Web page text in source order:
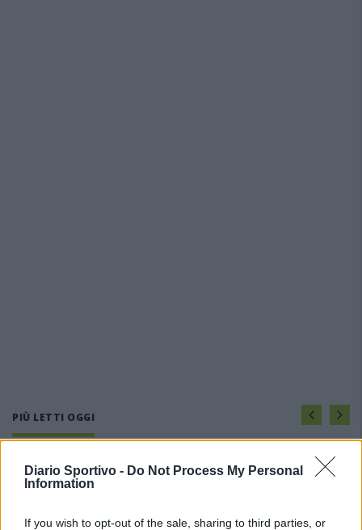
Diario Sportivo - Do Not Process My Personal
Information
If you wish to opt-out of the sale, sharing to third parties, or
PIÙ LETTI OGGI
L'Ossese si prepara all'esordio in D: Forzati,